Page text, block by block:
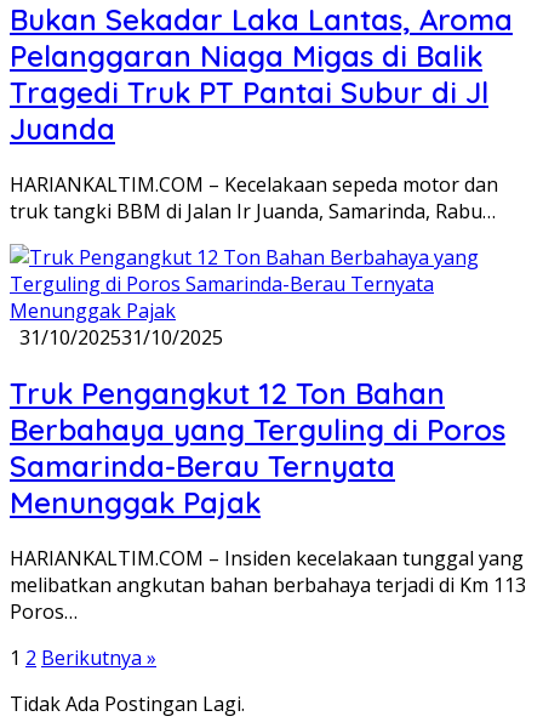
Bukan Sekadar Laka Lantas, Aroma
Pelanggaran Niaga Migas di Balik
Tragedi Truk PT Pantai Subur di Jl
Juanda
HARIANKALTIM.COM – Kecelakaan sepeda motor dan
truk tangki BBM di Jalan Ir Juanda, Samarinda, Rabu…
31/10/202531/10/2025
Truk Pengangkut 12 Ton Bahan
Berbahaya yang Terguling di Poros
Samarinda-Berau Ternyata
Menunggak Pajak
HARIANKALTIM.COM – Insiden kecelakaan tunggal yang
melibatkan angkutan bahan berbahaya terjadi di Km 113
Poros…
Paginasi
pos
1 2 Berikutnya »
Tidak Ada Postingan Lagi.